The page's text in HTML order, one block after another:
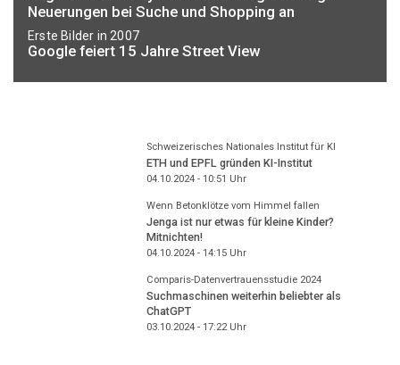
Neuerungen bei Suche und Shopping an
Erste Bilder in 2007
Google feiert 15 Jahre Street View
Schweizerisches Nationales Institut für KI
ETH und EPFL gründen KI-Institut
04.10.2024 - 10:51 Uhr
Wenn Betonklötze vom Himmel fallen
Jenga ist nur etwas für kleine Kinder?
Mitnichten!
04.10.2024 - 14:15Uhr
Comparis-Datenvertrauensstudie 2024
Suchmaschinen weiterhin beliebter als
ChatGPT
03.10.2024 - 17:22Uhr